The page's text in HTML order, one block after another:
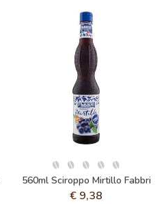
560ml Sciroppo Mirtillo Fabbri
€ 9,38